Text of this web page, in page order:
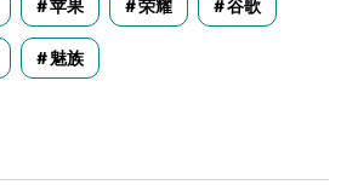
苹果 荣耀 谷歌
魅族